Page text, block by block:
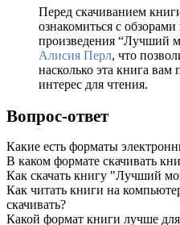
Перед скачиванием
ознакомиться с
произведения “Лучший
Алисия Перл, что
насколько эта книга вам
интерес для чтения.
Вопрос-ответ
Какие есть форматы
В каком формате скачивать
Как скачать книгу "Лучший
Как читать книги на
скачивать?
Какой формат книги лучше